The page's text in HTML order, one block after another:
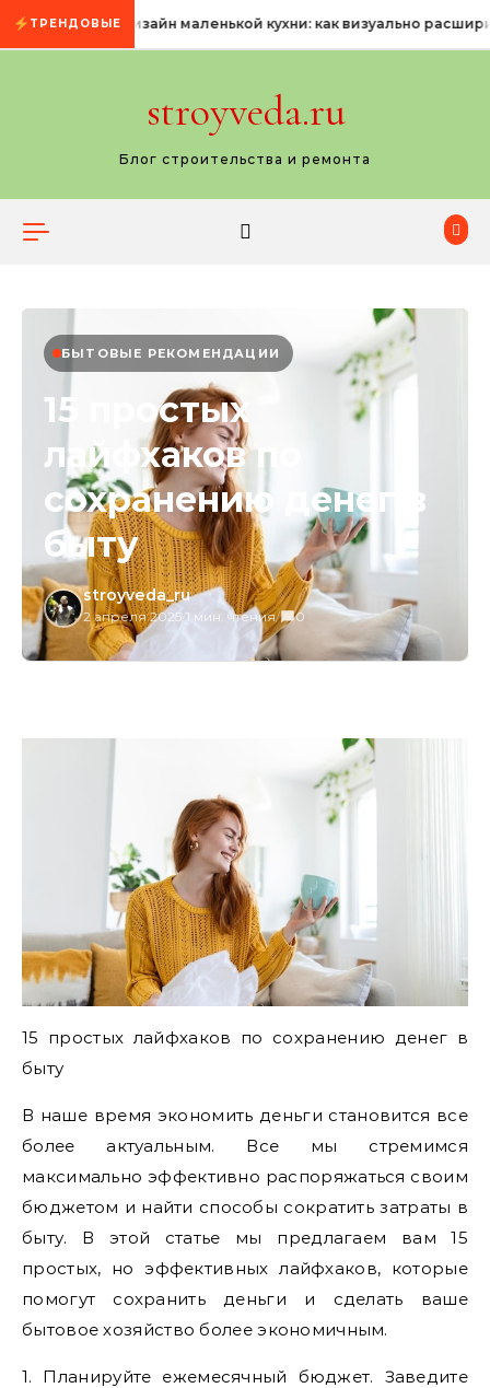
Промотать к содержимому
ТРЕНДОВЫЕДизайн маленькой кухни: как визуально
stroyveda.ru
Блог строительства и ремонта
БЫТОВЫЕ РЕКОМЕНДАЦИИ
15 простых
лайфхаков по
сохранению денег в
быту
stroyveda_ru
2 апреля 2025 1 мин. чтения/ 0
15 простых лайфхаков по сохранению денег в
быту
В наше время экономить деньги становится все
более актуальным. Все мы стремимся
максимально эффективно распоряжаться своим
бюджетом и найти способы сократить затраты в
быту. В этой статье мы предлагаем вам 15
простых, но эффективных лайфхаков, которые
помогут сохранить деньги и сделать ваше
бытовое хозяйство более экономичным.
1. Планируйте ежемесячный бюджет. Заведите